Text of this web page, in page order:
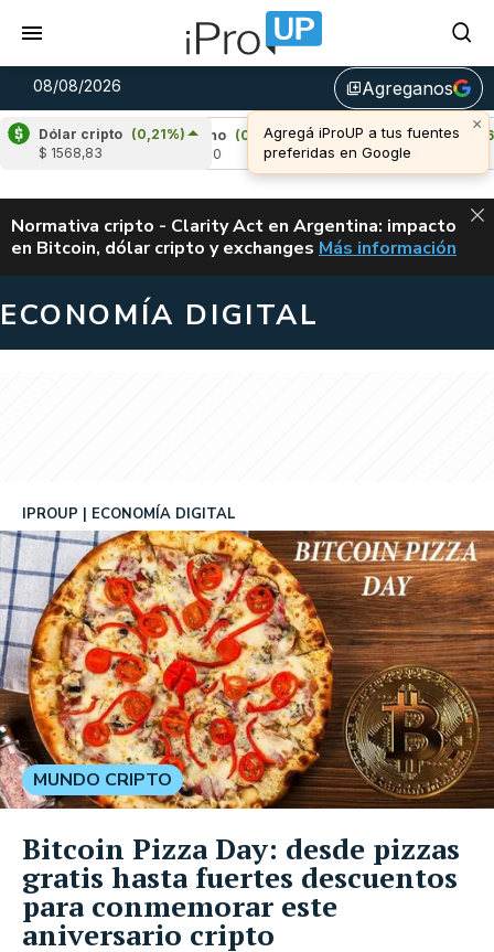
08/08/2026 library_addAgreganos
Dólar cripto (0,21%)
$ 1568,83
Cardano (0,95%)
Avalanche (1,62%)
u$s 6,54
ALERTA
Normativa cripto - Clarity Act en Argentina: impacto
en Bitcoin, dólar cripto y exchanges CLARITY ACT EN
Más información
ECONOMÍA DIGITAL
IPROUP ECONOMÍA DIGITAL
MUNDO CRIPTO
Bitcoin Pizza Day: desde pizzas
gratis hasta fuertes descuentos
para conmemorar este
aniversario cripto